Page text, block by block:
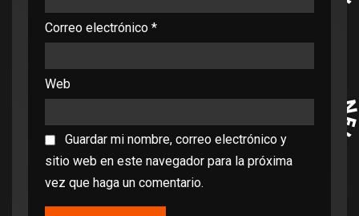
Correo electrónico *
Web
Guardar mi nombre, correo electrónico y
sitio web en este navegador para la próxima
vez que haga un comentario.